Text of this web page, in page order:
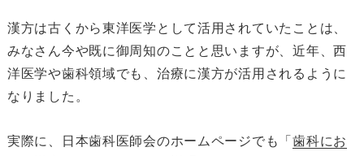
漢方は古くから東洋医学として活用されていたことは、
みなさん今や既に御周知のことと思いますが、近年、西
洋医学や歯科領域でも、治療に漢方が活用されるように
なりました。
実際に、日本歯科医師会のホームページでも「歯科にお